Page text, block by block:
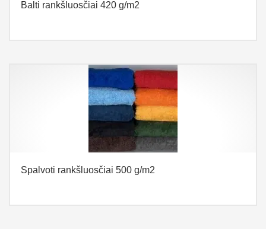
Balti rankšluosčiai 420 g/m2
Spalvoti rankšluosčiai 500 g/m2